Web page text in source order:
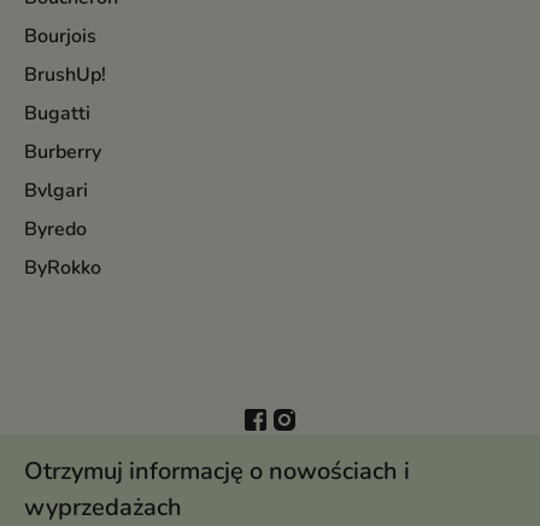
Bourjois
BrushUp!
Bugatti
Burberry
Bvlgari
Byredo
ByRokko
Otrzymuj informację o nowościach i
wyprzedażach